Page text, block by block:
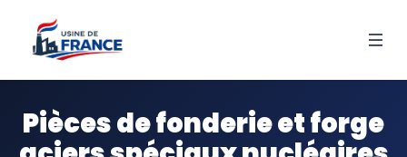
Pièces de fonderie et forge